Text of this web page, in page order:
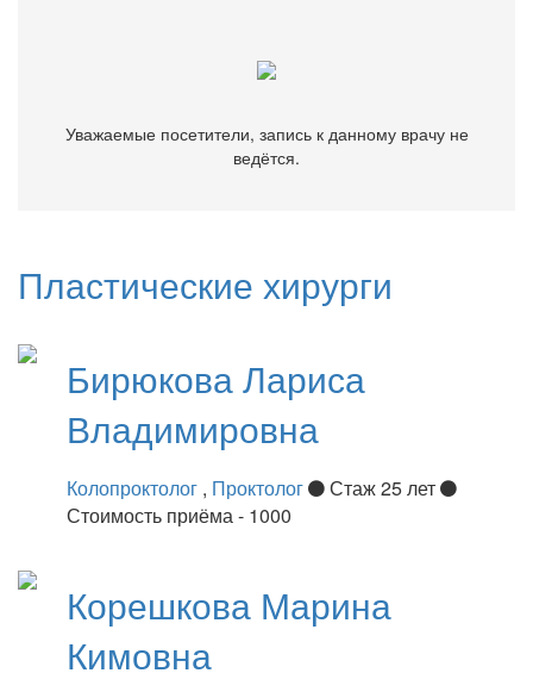
Уважаемые посетители, запись к данному врачу не
ведётся.
Пластические хирурги
БирюковаЛариса
Владимировна
Колопроктолог , Проктолог
Стаж 25 лет
Стоимость приёма - 1000
Корешкова Марина
Кимовна